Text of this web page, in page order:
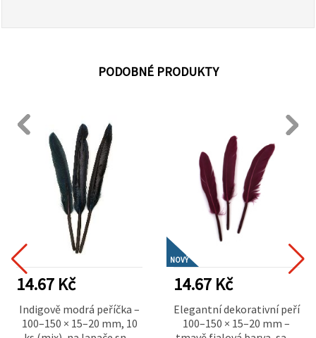
PODOBNÉ PRODUKTY
14.67 Kč
Indigově modrá peříčka –
100–150 × 15–20 mm, 10
NOVÝ
14.67 Kč
Elegantní dekorativní peří
100–150 × 15–20 mm –